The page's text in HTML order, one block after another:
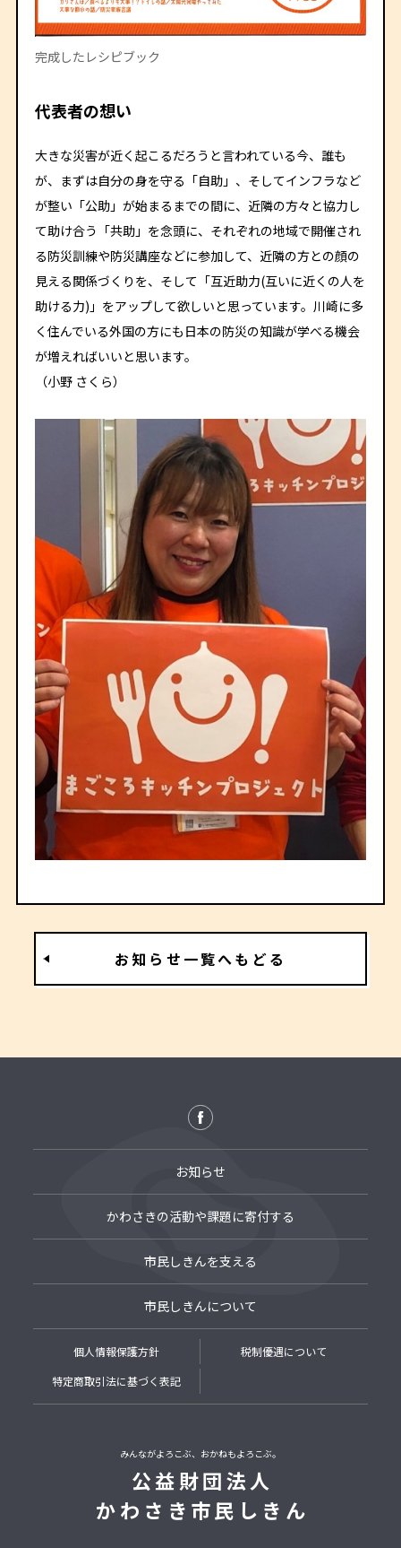
完成したレシピブック
代表者の想い
大きな災害が近く起こるだろうと言われている今、誰も
が、まずは自分の身を守る「自助」、そしてインフラなど
が整い「公助」が始まるまでの間に、近隣の方々と協力し
て助け合う「共助」を念頭に、それぞれの地域で開催され
る防災訓練や防災講座などに参加して、近隣の方との顔の
見える関係づくりを、そして「互近助力(互いに近くの人を
助ける力)」をアップして欲しいと思っています。川崎に多
く住んでいる外国の方にも日本の防災の知識が学べる機会
が増えればいいと思います。
（小野 さくら）
お知らせ一覧へもどる
お知らせ
かわさきの活動や課題に寄付する
市民しきんを支える
市民しきんについて
個人情報保護方針
税制優遇について
特定商取引法に基づく表記
みんながよろこぶ、おかねもよろこぶ。
公益財団法人
かわさき市民しきん